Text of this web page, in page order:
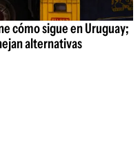
cómo sigue en Uruguay;
alternativas